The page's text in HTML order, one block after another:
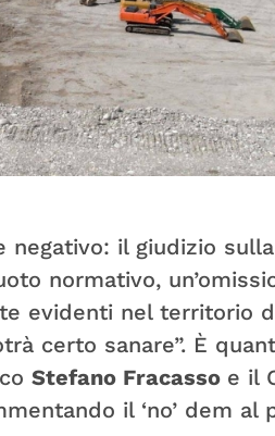
il giudizio
normativo,
evidenti nel territorio
certo sanare”. È
Stefano Fracasso e il
il ‘no’ dem al